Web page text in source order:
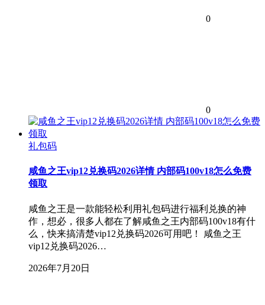
0
0
礼包码
咸鱼之王vip12兑换码2026详情 内部码100v18怎么免费
领取
咸鱼之王是一款能轻松利用礼包码进行福利兑换的神
作，想必，很多人都在了解咸鱼之王内部码100v18有什
么，快来搞清楚vip12兑换码2026可用吧！ 咸鱼之王
vip12兑换码2026…
2026年7月20日